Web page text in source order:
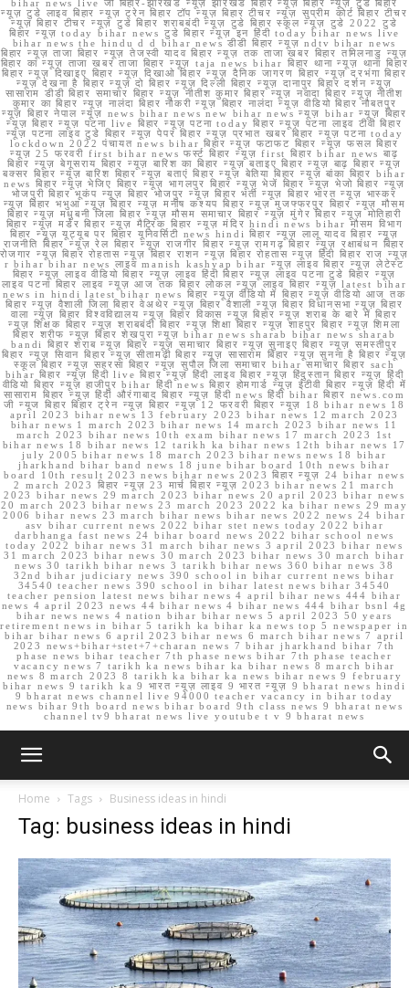
bihar news live जी बिहार-झारखंड न्यूज़ झारखंड बिहार न्यूज़ बिहार न्यूज़ टुडे बिहार
न्यूज़ टुडे लाइव बिहार न्यूज़ ट्रेन बिहार टॉप न्यूज़ बिहार टीचर न्यूज़ सुप्रीम कोर्ट बिहार टीचर
न्यूज़ बिहार टीचर न्यूज़ टुडे बिहार शराबबंदी न्यूज़ टुडे बिहार स्कूल न्यूज़ टुडे 2022 टुडे
बिहार न्यूज़ today bihar news टुडे बिहार न्यूज़ इन हिंदी today bihar news live
bihar news the hindu d d bihar news डीडी बिहार न्यूज़ ndtv bihar news
बिहार न्यूज़ ताजा बिहार न्यूज़ तेजस्वी यादव बिहार न्यूज़ तक ताजा खबर बिहार तमिलनाडु न्यूज़
बिहार का न्यूज़ ताजा खबर ताजा बिहार न्यूज़ taja news bihar बिहार थाना न्यूज़ थाना बिहार
बिहार न्यूज़ दिखाइए बिहार न्यूज़ दिखाओ बिहार न्यूज़ दैनिक जागरण बिहार न्यूज़ दरभंगा बिहार
न्यूज़ देखना है बिहार न्यूज़ दो बिहार न्यूज़ दिल्ली बिहार न्यूज़ दानापुर बिहार दर्शन न्यूज़
सासाराम डीडी बिहार समाचार बिहार न्यूज़ नीतीश कुमार बिहार न्यूज़ नवादा बिहार न्यूज़ नीतीश
कुमार का बिहार न्यूज़ नालंदा बिहार नौकरी न्यूज़ बिहार नालंदा न्यूज़ वीडियो बिहार नौबतपुर
न्यूज़ बिहार नेपाल न्यूज़ news bihar news new bihar news न्यूज़ bihar न्यूज़ बिहार
न्यूज़ बिहार न्यूज़ पटना live बिहार न्यूज़ पटना today बिहार न्यूज़ पटना लाइव टीवी बिहार
न्यूज़ पटना लाइव टुडे बिहार न्यूज़ पेपर बिहार न्यूज़ प्रभात खबर बिहार न्यूज़ पटना today
lockdown 2022 पंचायत news bihar बिहार न्यूज़ फटाफट बिहार न्यूज़ फसल बिहार
न्यूज़ 25 फरवरी first bihar news फर्स्ट बिहार न्यूज़ first बिहार bihar news बाढ़
बिहार न्यूज़ बेगूसराय बिहार न्यूज़ बारिश का बिहार न्यूज़ बताइए बिहार न्यूज़ बाढ़ बिहार न्यूज़
बक्सर बिहार न्यूज़ बारिश बिहार न्यूज़ बताएं बिहार न्यूज़ बेतिया बिहार न्यूज़ बांका बिहार bihar
news बिहार न्यूज़ भेजिए बिहार न्यूज़ भागलपुर बिहार न्यूज़ भेजें बिहार न्यूज़ भेजो बिहार न्यूज़
भोजपुरी बिहार भूकंप न्यूज़ बिहार भोजपुर न्यूज़ बिहार भर्ती न्यूज़ बिहार भारत न्यूज़ भास्कर
न्यूज़ बिहार भभुआ न्यूज़ बिहार न्यूज़ मनीष कश्यप बिहार न्यूज़ मुजफ्फरपुर बिहार न्यूज़ मौसम
बिहार न्यूज़ मधुबनी जिला बिहार न्यूज़ मौसम समाचार बिहार न्यूज़ मुंगेर बिहार न्यूज़ मोतिहारी
बिहार न्यूज़ मर्डर बिहार न्यूज़ मैट्रिक बिहार न्यूज़ मंदिर hindi news bihar मौसम विभाग
बिहार न्यूज़ यूट्यूब पर बिहार यूनिवर्सिटी news hindi बिहार न्यूज़ लालू यादव बिहार न्यूज़
राजनीति बिहार न्यूज़ रेल बिहार न्यूज़ राजगीर बिहार न्यूज़ रामगढ़ बिहार न्यूज़ रक्षाबंधन बिहार
रोजगार न्यूज़ बिहार रोहतास न्यूज़ बिहार राशन न्यूज़ बिहार रोहतास न्यूज़ हिंदी बिहार राज न्यूज़
r bihar bihar news लाइव manish kashyap bihar न्यूज़ लाइव बिहार न्यूज़ लेटेस्ट
बिहार न्यूज़ लाइव वीडियो बिहार न्यूज़ लाइव हिंदी बिहार न्यूज़ लाइव पटना टुडे बिहार न्यूज़
लाइव पटना बिहार लाइव न्यूज़ आज तक बिहार लोकल न्यूज़ लाइव बिहार न्यूज़ latest bihar
news in hindi latest bihar news बिहार न्यूज़ वीडियो में बिहार न्यूज़ वीडियो आज तक
बिहार न्यूज़ वैशाली जिला बिहार वेअथेर न्यूज़ बिहार वैशाली न्यूज़ बिहार विधानसभा न्यूज़ बिहार
वाला न्यूज़ बिहार विश्वविद्यालय न्यूज़ बिहार विकास न्यूज़ बिहार न्यूज़ शराब के बारे में बिहार
न्यूज़ शिक्षक बिहार न्यूज़ शराबबंदी बिहार न्यूज़ शिक्षा बिहार न्यूज़ शाहपुर बिहार न्यूज़ शिमला
बिहार शरीफ न्यूज़ बिहार शेखपुरा न्यूज़ bihar news sharab bihar news sharab
bandi बिहार शराब न्यूज़ बिहार न्यूज़ समाचार बिहार न्यूज़ सुनाइए बिहार न्यूज़ समस्तीपुर
बिहार न्यूज़ सिवान बिहार न्यूज़ सीतामढ़ी बिहार न्यूज़ सासाराम बिहार न्यूज़ सुनना है बिहार न्यूज़
स्कूल बिहार न्यूज़ सहरसा बिहार न्यूज़ सुपौल जिला समाचार bihar समाचार बिहार sach
bihar बिहार न्यूज़ हिंदी live बिहार न्यूज़ हिंदी लाइव बिहार न्यूज़ हिंदुस्तान बिहार न्यूज़ हिंदी
वीडियो बिहार न्यूज़ हाजीपुर bihar हिंदी news बिहार होमगार्ड न्यूज़ ईटीवी बिहार न्यूज़ हिंदी में
सासाराम बिहार न्यूज़ हिंदी औरंगाबाद बिहार न्यूज़ हिंदी news हिंदी bihar बिहार news.com
जी न्यूज बिहार बिहार ट्रेन न्यूज़ बिहार न्यूज़ 12 फरवरी बिहार न्यूज़ 18 bihar news 18
april 2023 bihar news 13 february 2023 bihar news 12 march 2023
bihar news 1 march 2023 bihar news 14 march 2023 bihar news 11
march 2023 bihar news 10th exam bihar news 17 march 2023 1st
bihar news 18 bihar news 12 tarikh ka bihar news 12th bihar news 17
july 2005 bihar news 18 march 2023 bihar news news 18 bihar
jharkhand bihar band news 18 june bihar board 10th news bihar
board 10th result 2023 news bihar news 2023 बिहार न्यूज़ 24 bihar news
2 march 2023 बिहार न्यूज़ 23 मार्च बिहार न्यूज़ 2023 bihar news 21 march
2023 bihar news 29 march 2023 bihar news 20 april 2023 bihar news
20 march 2023 bihar news 23 march 2023 2022 ka bihar news 29 may
2006 bihar news 23 march bihar news bihar news 2022 news 24 bihar
asv bihar current news 2022 bihar stet news today 2022 bihar
darbhanga fast news 24 bihar board news 2022 bihar school news
today 2022 bihar news 31 march bihar news 3 april 2023 bihar news
31 march 2023 bihar news 30 march 2023 bihar news 30 march bihar
news 30 tarikh bihar news 3 tarikh bihar news 360 bihar news 38
32nd bihar judiciary news 390 school in bihar current news bihar
34540 teacher news 390 school in bihar latest news bihar 34540
teacher pension latest news bihar news 4 april bihar news 444 bihar
news 4 april 2023 news 44 bihar news 4 bihar news 444 bihar bsnl 4g
bihar news news 4 nation bihar bihar news 5 april 2023 50 years
retirement news in bihar 5 tarikh ka bihar ka news top 5 newspaper in
bihar bihar news 6 april 2023 bihar news 6 march bihar news 7 april
2023 news+bihar+stet+7+charan news 7 bihar jharkhand bihar 7th
phase news bihar teacher 7th phase news bihar 7th phase teacher
vacancy news 7 tarikh ka news bihar ka bihar news 8 march bihar
news 8 march 2023 8 tarikh ka bihar ka news bihar news 9 february
bihar news 9 tarikh ka 9 भारत न्यूज़ लाइव 9 भारत न्यूज़ 9 bharat news hindi
9 bharat news channel live 94000 teacher vacancy in bihar today
news bihar 9th board news bihar board 9th class news 9 bharat news
channel tv9 bharat news live youtube t v 9 bharat news
Home Tags Business ideas in hindi
Tag: business ideas in hindi